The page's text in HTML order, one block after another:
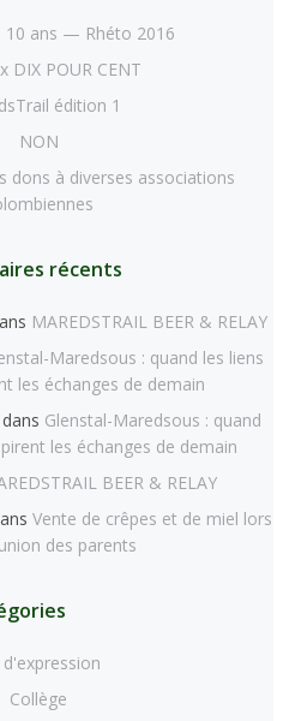
10 ans — Rhéto 2016
DIX POUR CENT
édition 1
NON
dons à diverses associations
récents
MAREDSTRAIL BEER & RELAY
Maredsous : quand les liens
les échanges de demain
Glenstal-Maredsous : quand
les échanges de demain
BEER & RELAY
Vente de crêpes et de miel lors
des parents
Collège